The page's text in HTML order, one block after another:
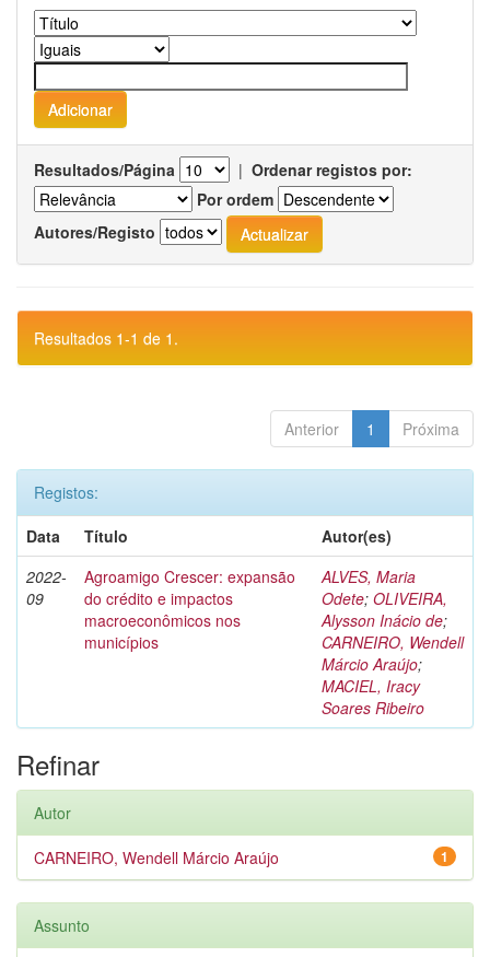
Resultados/Página | Ordenar registos por:
Por ordem
Autores/Registo
Resultados 1-1 de 1.
Anterior 1 Próxima
Registos:
Data
Título
Autor(es)
2022-
09
Agroamigo Crescer: expansão
do crédito e impactos
macroeconômicos nos
municípios
ALVES, Maria
Odete; OLIVEIRA,
Alysson Inácio de;
CARNEIRO, Wendell
Márcio Araújo;
MACIEL, Iracy
Soares Ribeiro
Refinar
Autor
1
CARNEIRO, Wendell Márcio Araújo
Assunto